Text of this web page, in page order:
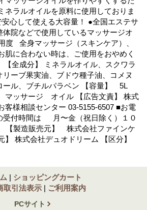
ネラルオイルを原料に使用しておりま
心して使える大容量！ ●全国エステサ
体院などで使用しているマッサージオ
全身マッサージ（スキンケア）、
に合わない時は、ご使用をおやめく
全成分】 ミネラルオイル、スクワラ
リーブ果実油、ブドウ種子油、コメヌ
ール、ブチルパラベン 【容量】 5L
ッサージ オイル 【広告文責】 株式
客様相談センター 03-5155-6507 ■お電
受付時間は 月〜金（祝日除く）１０
【製造販売元】 株式会社ファインケ
】 株式会社デュオドリーム 【区分】
| ショッピングカート
取引法表示 | ご利用案内
PCサイト